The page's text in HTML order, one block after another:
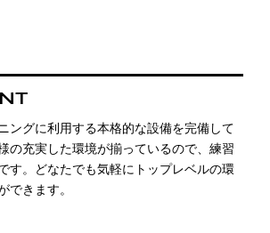
ングに利用する本格的な設備を完備して
の充実した環境が揃っているので、練習
す。どなたでも気軽にトップレベルの環
できます。